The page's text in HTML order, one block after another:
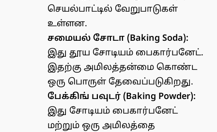
செயல்பாட்டில் வேறுபாடுகள்
உள்ளன.
சமையல் சோடா (Baking Soda):
இது தூய சோடியம் பைகார்பனேட்.
இதற்கு அமிலத்தன்மை கொண்ட
ஒரு பொருள் தேவைப்படுகிறது.
பேக்கிங் பவுடர் (Baking Powder):
இது சோடியம் பைகார்பனேட்
மற்றும் ஒரு அமிலத்தை